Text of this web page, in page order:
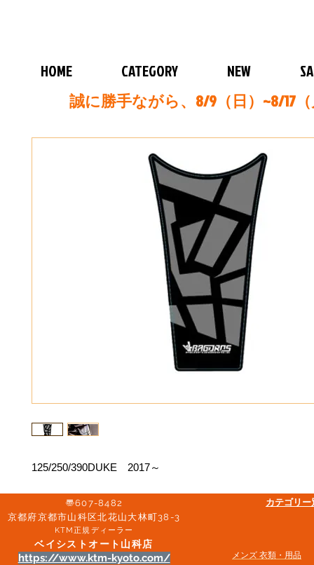
HOME CATEGORY NEW
誠に勝手ながら、8/9（日）~8/17
125/250/390DUKE 2017～
〠607-8482
京都府京都市山科区北花山大林町38-3​
KTM正規ディーラー
ベイシストオート山科店
https://www.ktm-kyoto.com/
カテゴリ
メンズ 衣類・用品